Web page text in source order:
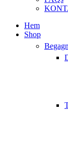
Hem
Shop